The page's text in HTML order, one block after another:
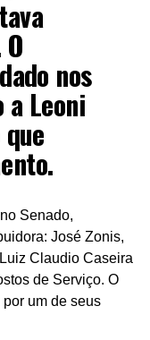
nos
a Leoni
Senado,
José Zonis,
Claudio Caseira
de Serviço. O
um de seus